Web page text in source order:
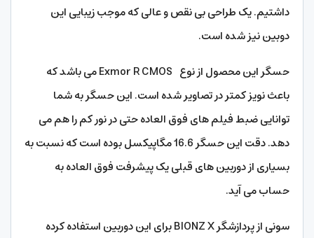
داشتیم. یک طراحی بی نقص و عالی که موجب زیبایی این
دوبین نیز شده است.
حسگر این محصول از نوع Exmor R CMOS می باشد که
باعث نویز کمتر در تصاویر شده است. این حسگر به شما
توانایی ضبط فیلم های فوق العاده حتی در نور کم را هم می
دهد. دقت این حسگر 16.6 مگاپیکسل بوده است که نسبت به
بسیاری از دوربین های قبلی یک پیشرفت فوق العاده به
حساب می آید.
سونی از پردازشگر BIONZ X برای این دوربین استفاده کرده